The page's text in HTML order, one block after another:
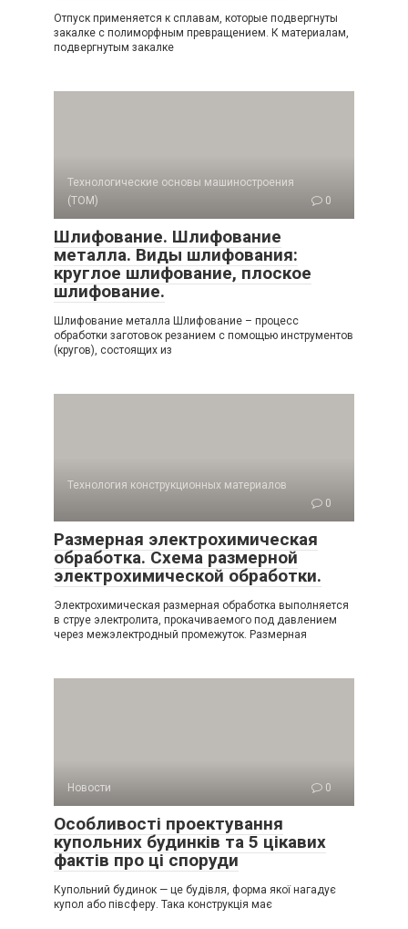
Отпуск применяется к сплавам, которые подвергнуты
закалке с полиморфным превращением. К материалам,
подвергнутым закалке
Технологические основы машиностроения
(ТОМ)
0
Шлифование. Шлифование
металла. Виды шлифования:
круглое шлифование, плоское
шлифование.
Шлифование металла Шлифование – процесс
обработки заготовок резанием с помощью инструментов
(кругов), состоящих из
Технология конструкционных материалов
0
Размерная электрохимическая
обработка. Схема размерной
электрохимической обработки.
Электрохимическая размерная обработка выполняется
в струе электролита, прокачиваемого под давлением
через межэлектродный промежуток. Размерная
Новости 0
Особливості проектування
купольних будинків та 5 цікавих
фактів про ці споруди
Купольний будинок — це будівля, форма якої нагадує
купол або півсферу. Така конструкція має